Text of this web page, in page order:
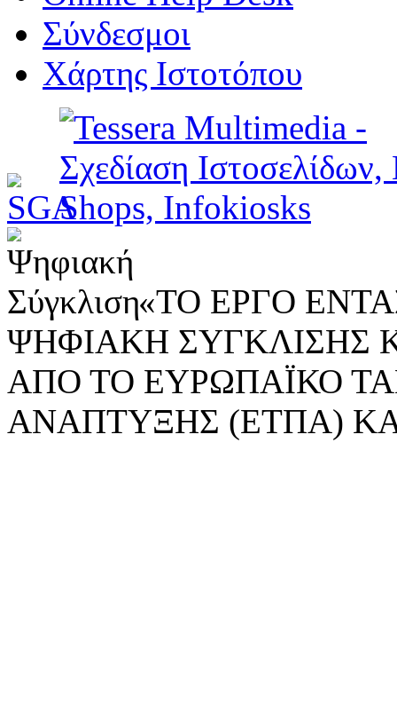
Σύνδεσμοι
Χάρτης Ιστοτόπου
«ΤΟ ΕΡΓΟ
ΨΗΦΙΑΚΗ ΣΥΓΚΛΙΣΗΣ
ΑΠΟ ΤΟ ΕΥΡΩΠΑΪΚΟ
ΑΝΑΠΤΥΞΗΣ (ΕΤΠΑ)